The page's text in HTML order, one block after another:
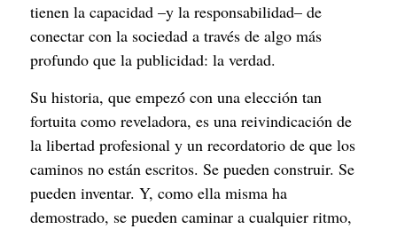
tienen la capacidad –y la responsabilidad– de
conectar con la sociedad a través de algo más
profundo que la publicidad: la verdad.
Su historia, que empezó́ con una elección tan
fortuita como reveladora, es una reivindicación de
la libertad profesional y un recordatorio de que los
caminos no están escritos. Se pueden construir. Se
pueden inventar. Y, como ella misma ha
demostrado, se pueden caminar a cualquier ritmo,